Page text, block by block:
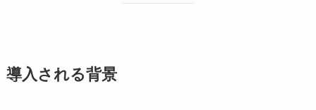
導入される背景